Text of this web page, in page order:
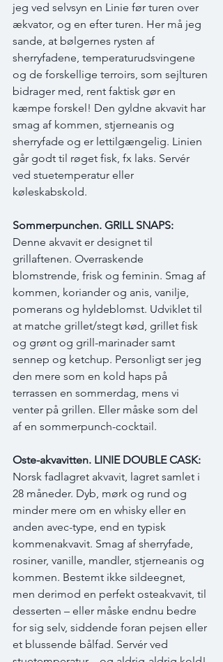
jeg ved selvsyn en Linie før turen over
ækvator, og en efter turen. Her må jeg
sande, at bølgernes rysten af
sherryfadene, temperaturudsvingene
og de forskellige terroirs, som sejlturen
bidrager med, rent faktisk gør en
kæmpe forskel! Den gyldne akvavit har
smag af kommen, stjerneanis og
sherryfade og er lettilgængelig. Linien
går godt til røget fisk, fx laks. Servér
ved stuetemperatur eller
køleskabskold.
Sommerpunchen. GRILL SNAPS:
Denne akvavit er designet til
grillaftenen. Overraskende
blomstrende, frisk og feminin. Smag af
kommen, koriander og anis, vanilje,
pomerans og hyldeblomst. Udviklet til
at matche grillet/stegt kød, grillet fisk
og grønt og grill-marinader samt
sennep og ketchup. Personligt ser jeg
den mere som en kold haps på
terrassen en sommerdag, mens vi
venter på grillen. Eller måske som del
af en sommerpunch-cocktail.
Oste-akvavitten. LINIE DOUBLE CASK:
Norsk fadlagret akvavit, lagret samlet i
28 måneder. Dyb, mørk og rund og
minder mere om en whisky eller en
anden avec-type, end en typisk
kommenakvavit. Smag af sherryfade,
rosiner, vanille, mandler, stjerneanis og
kommen. Bestemt ikke sildeegnet,
men derimod en perfekt osteakvavit, til
desserten – eller måske endnu bedre
for sig selv, siddende foran pejsen eller
et blussende bålfad. Servér ved